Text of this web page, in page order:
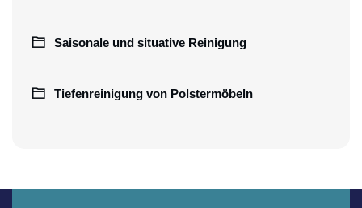
Saisonale und situative Reinigung
Tiefenreinigung von Polstermöbeln